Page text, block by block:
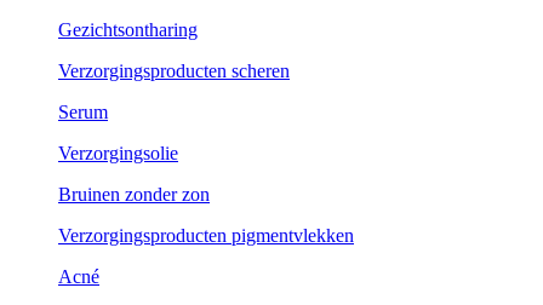
Gezichtsontharing
Verzorgingsproducten scheren
Serum
Verzorgingsolie
Bruinen zonder zon
Verzorgingsproducten pigmentvlekken
Acné